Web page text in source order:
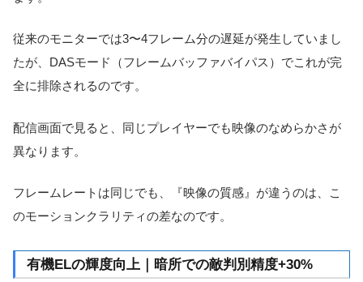
従来のモニターでは3〜4フレーム分の遅延が発生していまし
たが、DASモード（フレームバッファバイパス）でこれが完
全に排除されるのです。
配信画面で見ると、同じプレイヤーでも映像のなめらかさが
異なります。
フレームレートは同じでも、『映像の質感』が違うのは、こ
のモーションクラリティの差なのです。
有機ELの輝度向上｜暗所での敵判別精度+30%